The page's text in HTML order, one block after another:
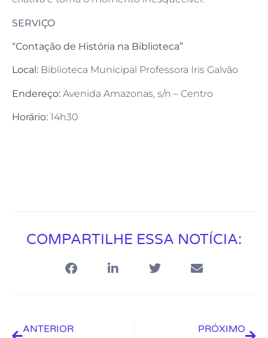
SERVIÇO
“Contação de História na Biblioteca”
Local: Biblioteca Municipal Professora Iris Galvão
Endereço: Avenida Amazonas, s/n – Centro
Horário: 14h30
COMPARTILHE ESSA NOTÍCIA:
ANTERIOR PRÓXIMO